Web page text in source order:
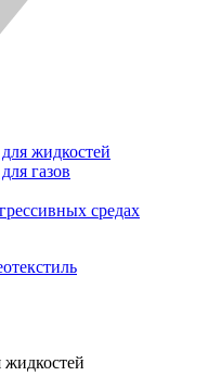
жидкостей
газов
средах